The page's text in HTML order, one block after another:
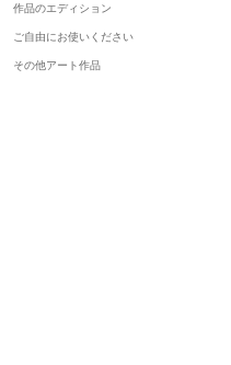
作品のエディション
ご自由にお使いください
その他アート作品